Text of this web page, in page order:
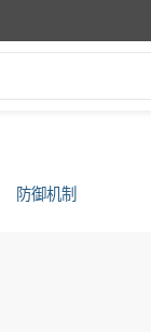
防御机制